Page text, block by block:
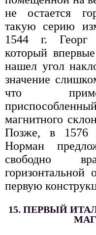
не остается
такую серию
1544 г. Георг
который
нашел угол
значение
что
магнитного
Позже, в 1576
Норман
свободно
первую
15. ПЕРВЫЙ